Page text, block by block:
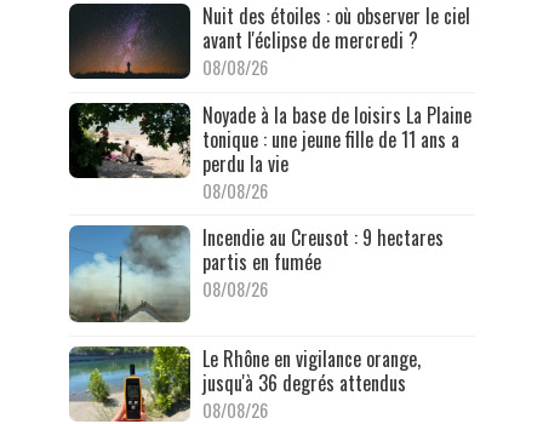
Nuit des étoiles : où observer le ciel
avant l'éclipse de mercredi ?
08/08/26
Noyade à la base de loisirs La Plaine
tonique : une jeune fille de 11 ans a
perdu la vie
08/08/26
Incendie au Creusot : 9 hectares
partis en fumée
08/08/26
Le Rhône en vigilance orange,
jusqu'à 36 degrés attendus
08/08/26